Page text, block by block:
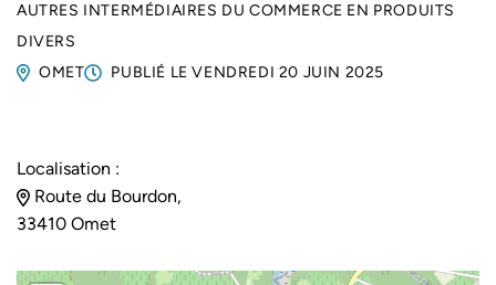
AUTRES INTERMÉDIAIRES DU COMMERCE EN PRODUITS
DIVERS
OMET
PUBLIÉ LEVENDREDI 20 JUIN 2025
Localisation :
Route du Bourdon,
33410 Omet